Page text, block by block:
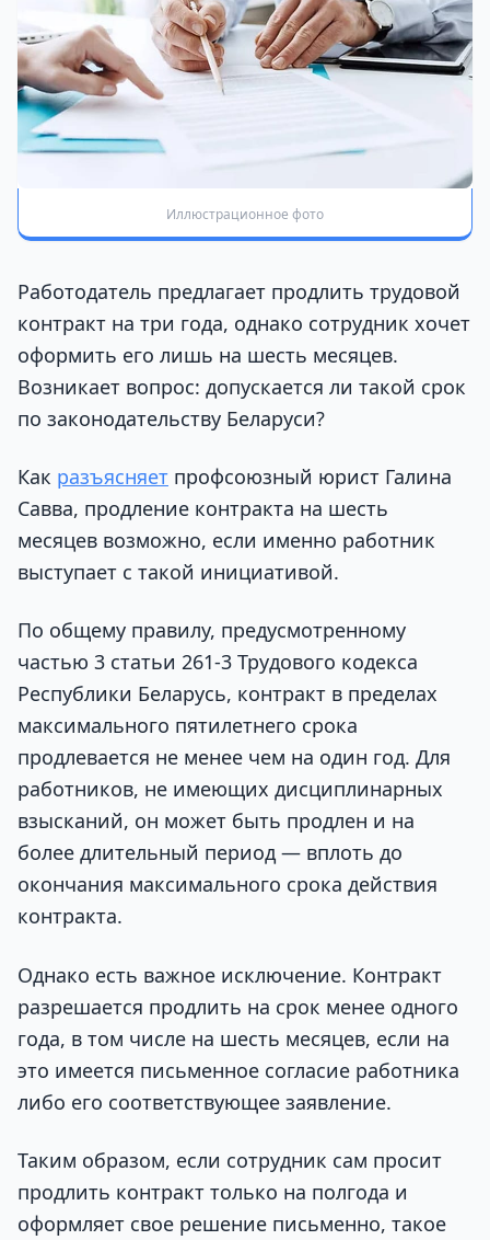
Иллюстрационное фото
Работодатель предлагает продлить трудовой
контракт на три года, однако сотрудник хочет
оформить его лишь на шесть месяцев.
Возникает вопрос: допускается ли такой срок
по законодательству Беларуси?
Как разъясняет профсоюзный юрист Галина
Савва, продление контракта на шесть
месяцев возможно, если именно работник
выступает с такой инициативой.
По общему правилу, предусмотренному
частью 3 статьи 261-3 Трудового кодекса
Республики Беларусь, контракт в пределах
максимального пятилетнего срока
продлевается не менее чем на один год. Для
работников, не имеющих дисциплинарных
взысканий, он может быть продлен и на
более длительный период — вплоть до
окончания максимального срока действия
контракта.
Однако есть важное исключение. Контракт
разрешается продлить на срок менее одного
года, в том числе на шесть месяцев, если на
это имеется письменное согласие работника
либо его соответствующее заявление.
Таким образом, если сотрудник сам просит
продлить контракт только на полгода и
оформляет свое решение письменно, такое